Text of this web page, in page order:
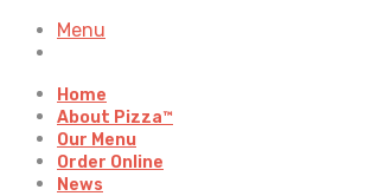
Menu
Home
About Pizza™
Our Menu
Order Online
News